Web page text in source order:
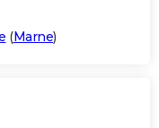
(Marne)